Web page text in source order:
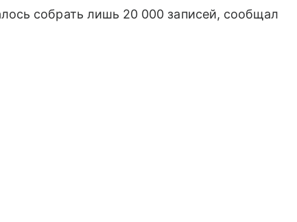
собрать лишь 20 000 записей, сообщал